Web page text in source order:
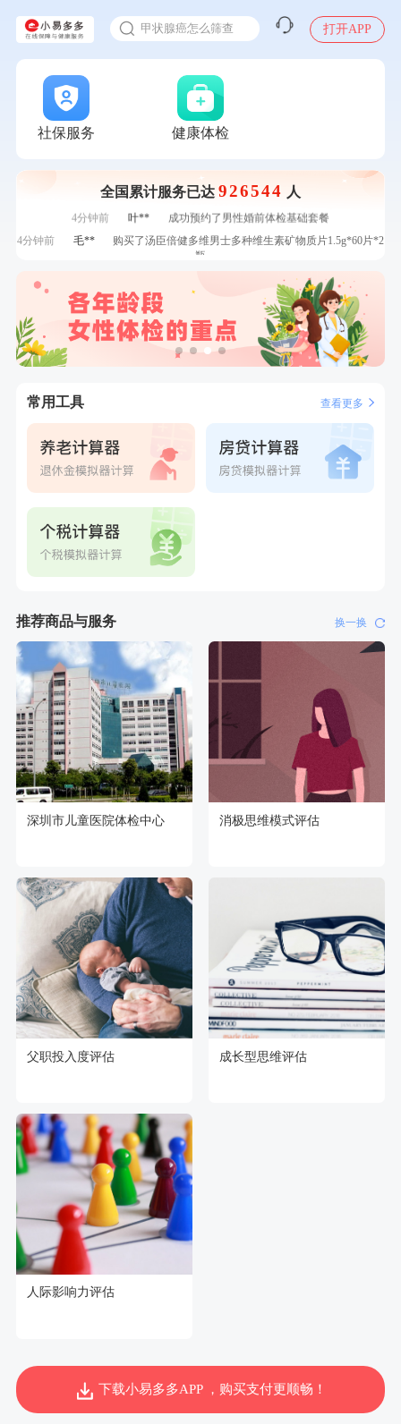
甲状腺癌怎么筛查
打开APP
社保服务 健康体检
全国累计服务已达 926544 人
7分钟前 王*
购买了公牛环球旅行转换器—L07
林**
购买了小熊电烤箱 DKX-F10M6
刚刚
林**
购买了小熊电烤箱 DKX-F10M6
刚刚
成功预约了心脑血管强化体检套餐
成功预约了心脑血管强化体检套餐
1分钟前
成功预约了标准体检套餐（男）
2分钟前
郑**
成功预约了脑血管系统套餐
4分钟前
叶**
成功预约了男性婚前体检基础套餐
4分钟前
毛**
购买了汤臣倍健多维男士多种维生素矿物质片1.5g*60片*2
瓶
成功预约青春体检卡（女）
7分钟前
林**
成功预约糖尿病强化体检套餐
7分钟前
王*
购买了公牛环球旅行转换器—L07
购买了小熊电烤箱 DKX-F10M6
常用工具 查看更多
推荐商品与服务 换一换
深圳市儿童医院体检中心 消极思维模式评估
父职投入度评估 成长型思维评估
人际影响力评估
下载小易多多APP ，购买支付更顺畅！